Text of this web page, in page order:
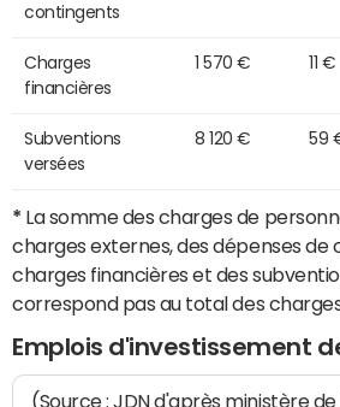
contingents
Charges
financières
1 570 € 11 €
Subventions
versées
8 120 € 59
* La somme des charges de
charges externes, des dépenses de
charges financières et des
correspond pas au total des
Emplois d'investissement
(Source : JDN d'après ministère